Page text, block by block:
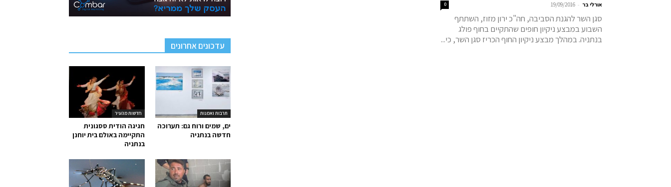
אורלי בר -
19/09/2016
0
סגן השר להגנת הסביבה, חה"כ ירון מזוז, השתתף
השבוע במבצע ניקיון חופים שהתקיים בחוף פולג
בנתניה. במהלך מבצע ניקיון החוף הכריז סגן השר, כי...
עדכונים אחרונים
חדשות מהעיר
חגיגה הודית ססגונית
התקיימה באולם בית יוחנן
בנתניה
תרבות ואמנות
ים, שמים ורוח גם: תערוכה
חדשה בנתניה